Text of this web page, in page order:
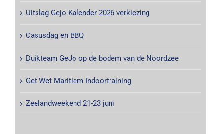
Uitslag Gejo Kalender 2026 verkiezing
Casusdag en BBQ
Duikteam GeJo op de bodem van de Noordzee
Get Wet Maritiem Indoortraining
Zeelandweekend 21-23 juni